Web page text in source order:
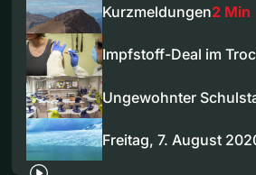
Kurzmeldungen2 Min
Impfstoff-Deal im
Ungewohnter
Freitag, 7. August